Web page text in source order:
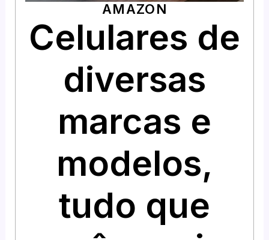
AMAZON
Celulares de
diversas
marcas e
modelos,
tudo que